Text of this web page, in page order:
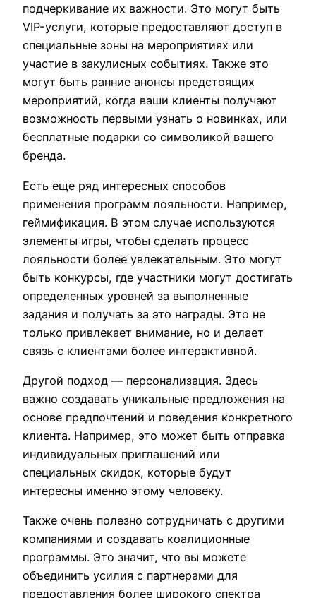
подчеркивание их важности. Это могут быть
VIP-услуги, которые предоставляют доступ в
специальные зоны на мероприятиях или
участие в закулисных событиях. Также это
могут быть ранние анонсы предстоящих
мероприятий, когда ваши клиенты получают
возможность первыми узнать о новинках, или
бесплатные подарки со символикой вашего
бренда.
Есть еще ряд интересных способов
применения программ лояльности. Например,
геймификация. В этом случае используются
элементы игры, чтобы сделать процесс
лояльности более увлекательным. Это могут
быть конкурсы, где участники могут достигать
определенных уровней за выполненные
задания и получать за это награды. Это не
только привлекает внимание, но и делает
связь с клиентами более интерактивной.
Другой подход — персонализация. Здесь
важно создавать уникальные предложения на
основе предпочтений и поведения конкретного
клиента. Например, это может быть отправка
индивидуальных приглашений или
специальных скидок, которые будут
интересны именно этому человеку.
Также очень полезно сотрудничать с другими
компаниями и создавать коалиционные
программы. Это значит, что вы можете
объединить усилия с партнерами для
предоставления более широкого спектра